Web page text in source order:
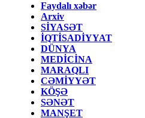
Faydalı xəbər
Arxiv
SİYASƏT
İQTİSADİYYAT
DÜNYA
MEDİCİNA
MARAQLI
CƏMİYYƏT
KÖŞƏ
SƏNƏT
MANŞET